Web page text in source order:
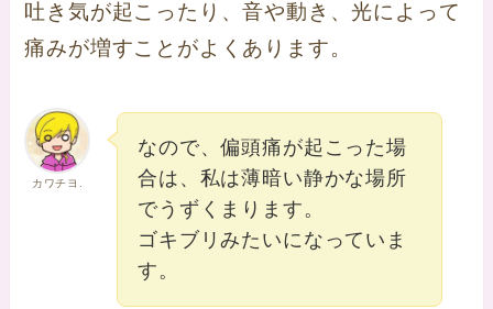
吐き気が起こったり、音や動き、光によって
痛みが増すことがよくあります。
カワチヨ.
なので、偏頭痛が起こった場
合は、私は薄暗い静かな場所
でうずくまります。
ゴキブリみたいになっていま
す。